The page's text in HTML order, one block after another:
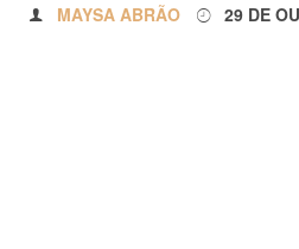
MAYSA ABRÃO 29 DE